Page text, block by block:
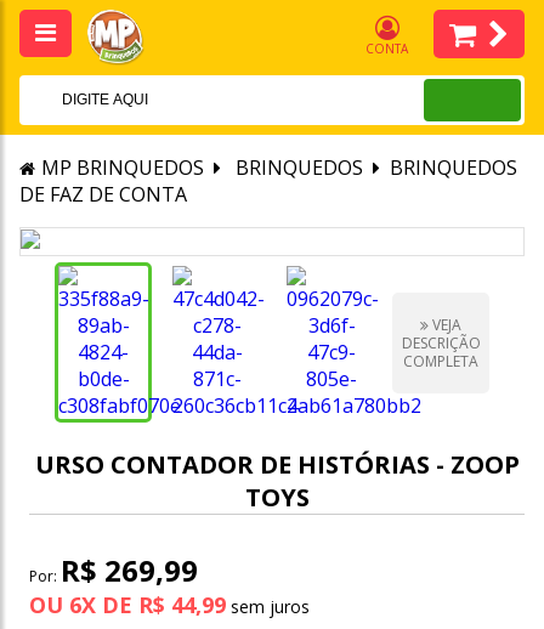
CONTA
MP BRINQUEDOS BRINQUEDOS
BRINQUEDOS
DE FAZ DE CONTA
VEJA
DESCRIÇÃO
COMPLETA
URSO CONTADOR DE HISTÓRIAS - ZOOP
TOYS
Por: R$ 269,99
OU 6X DE R$ 44,99